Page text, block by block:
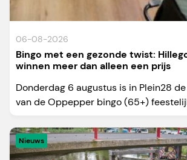
06-08-2026
Bingo met een gezonde twist:
winnen meer dan alleen een prijs
Donderdag 6 augustus is in Plein28
van de Oppepper bingo (65+)
Nieuws